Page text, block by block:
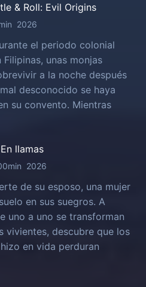
& Roll: Evil Origins
2026
el periodo colonial
Filipinas, unas monjas
a la noche después
desconocido se haya
su convento. Mientras
llamas
2026
de su esposo, una mujer
en sus suegros. A
uno a uno se transforman
vivientes, descubre que los
en vida perduran